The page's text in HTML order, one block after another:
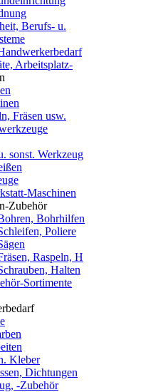
Berufs- u.
Arbeitsplatz-
Fräsen usw.
sonst. Werkzeug
Maschinen
Zubehör
Bohrhilfen
Poliere
Raspeln, H
Halten
Sortimente
Kleber
Dichtungen
-Zubehör